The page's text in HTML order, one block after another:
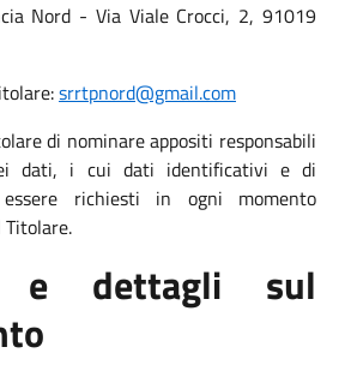
Nord - Via Viale Crocci, 2, 91019
srrtpnord@gmail.com
di nominare appositi responsabili
dati, i cui dati identificativi e di
richiesti in ogni momento
e dettagli sul